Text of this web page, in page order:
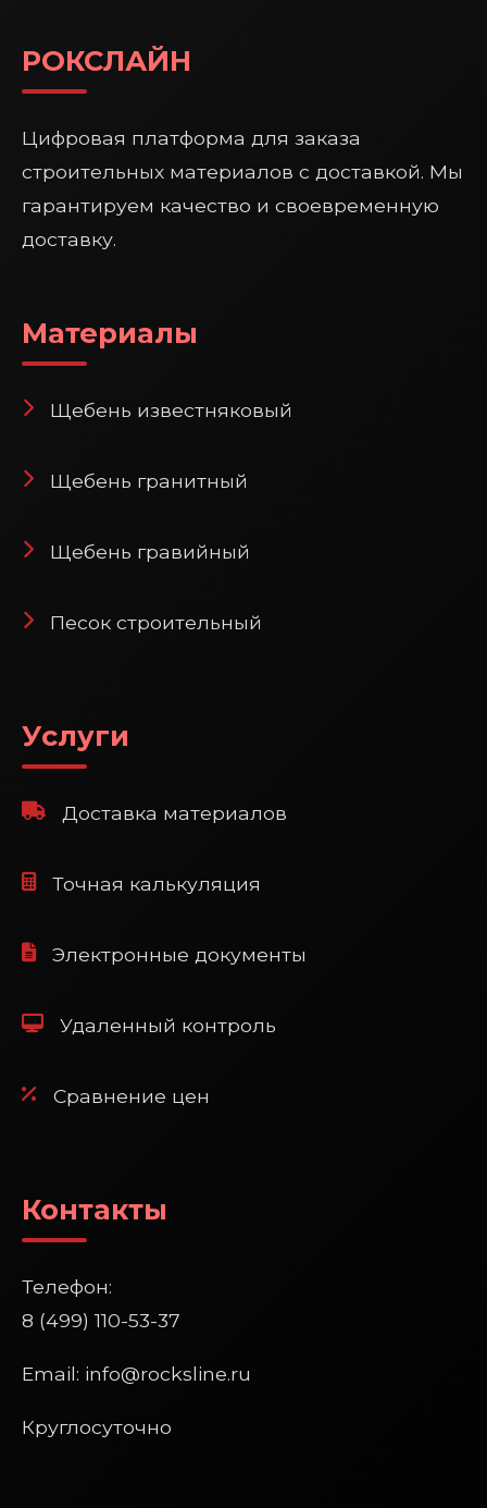
РОКСЛАЙН
Цифровая платформа для заказа
строительных материалов с доставкой. Мы
гарантируем качество и своевременную
доставку.
Материалы
Щебень известняковый
Щебень гранитный
Щебень гравийный
Песок строительный
Услуги
Доставка материалов
Точная калькуляция
Электронные документы
Удаленный контроль
Сравнение цен
Контакты
Телефон:
8 (499) 110-53-37
Email: info@rocksline.ru
Круглосуточно